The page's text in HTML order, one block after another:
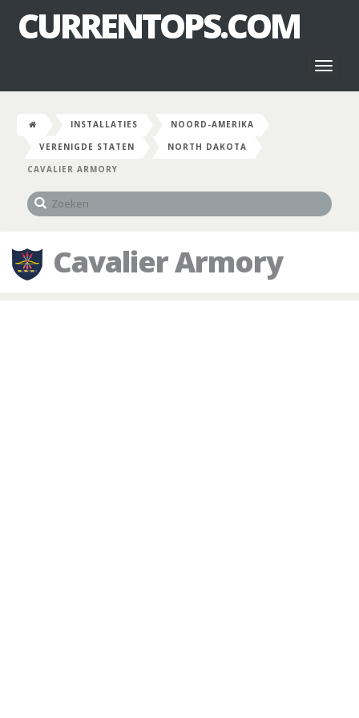
CURRENTOPS.COM
INSTALLATIES
NOORD-AMERIKA
VERENIGDE STATEN
NORTH DAKOTA
CAVALIER ARMORY
Cavalier Armory